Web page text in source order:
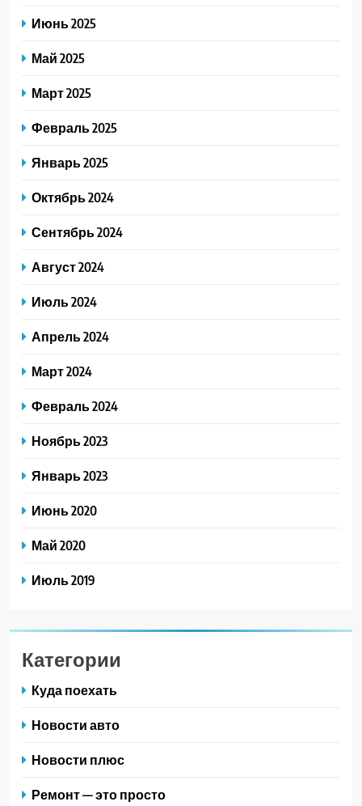
Июнь 2025
Май 2025
Март 2025
Февраль 2025
Январь 2025
Октябрь 2024
Сентябрь 2024
Август 2024
Июль 2024
Апрель 2024
Март 2024
Февраль 2024
Ноябрь 2023
Январь 2023
Июнь 2020
Май 2020
Июль 2019
Категории
Куда поехать
Новости авто
Новости плюс
Ремонт — это просто